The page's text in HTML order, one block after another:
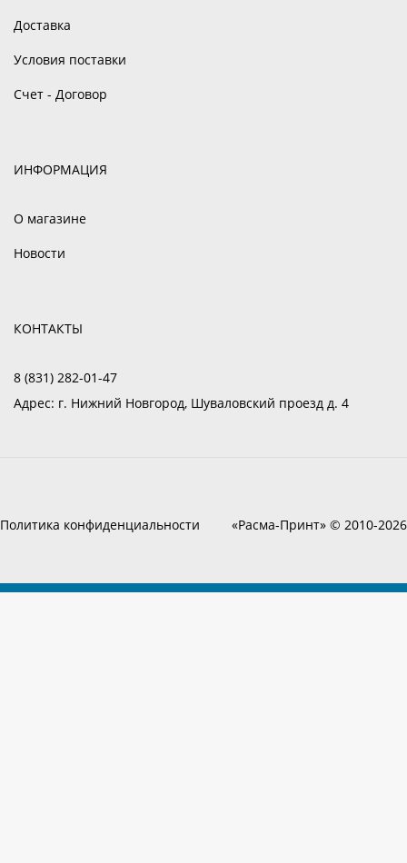
Доставка
Условия поставки
Счет - Договор
ИНФОРМАЦИЯ
О магазине
Новости
КОНТАКТЫ
8 (831) 282-01-47
Адрес: г. Нижний Новгород, Шуваловский проезд д. 4
Политика конфиденциальности «Расма-Принт» © 2010-2026